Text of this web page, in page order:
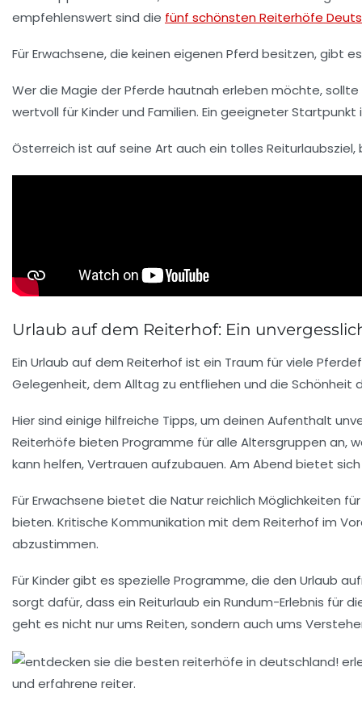
empfehlenswert sind die fünf schönsten Reiterhöfe
Für Erwachsene, die keinen eigenen Pferd besitzen, gibt
Wer die Magie der Pferde hautnah erleben möchte,
wertvoll für Kinder und Familien. Ein geeigneter
Österreich ist auf seine Art auch ein tolles
Urlaub auf dem Reiterhof: Ein
Ein Urlaub auf dem Reiterhof ist ein Traum für viele
Gelegenheit, dem Alltag zu entfliehen und die Schönheit
Hier sind einige hilfreiche Tipps, um deinen Aufenthalt
Reiterhöfe bieten Programme für alle Altersgruppen an,
kann helfen, Vertrauen aufzubauen. Am Abend bietet
Für Erwachsene bietet die Natur reichlich Möglichkeiten
bieten. Kritische Kommunikation mit dem Reiterhof im
abzustimmen.
Für Kinder gibt es spezielle Programme, die den Urlaub
sorgt dafür, dass ein Reiturlaub ein Rundum-Erlebnis für
geht es nicht nur ums Reiten, sondern auch ums